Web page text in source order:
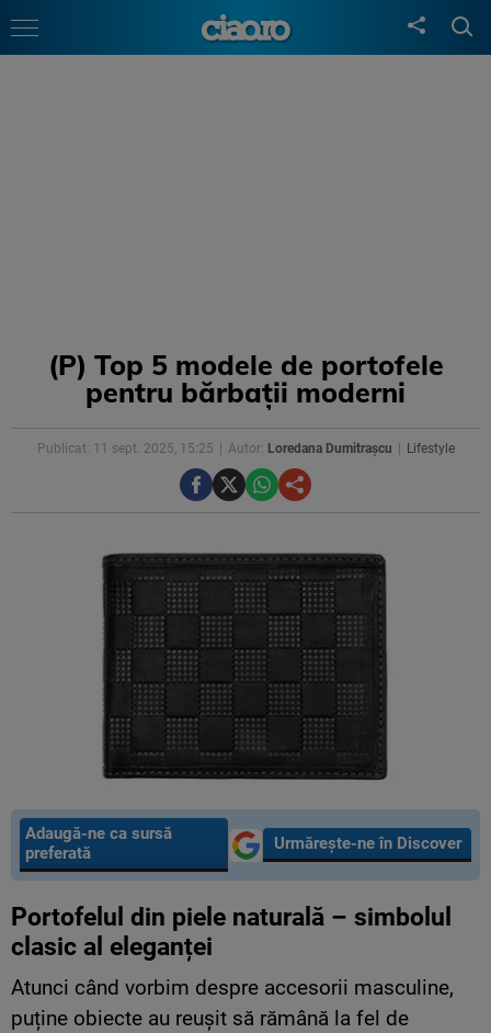
(P) Top 5 modele de portofele
pentru bărbații moderni
Publicat: 11 sept. 2025, 15:25 Autor: Loredana Dumitrașcu Lifestyle
Adaugă-ne ca sursă
preferată
Urmărește-ne în Discover
Portofelul din piele naturală – simbolul
clasic al eleganței
Atunci când vorbim despre accesorii masculine,
puține obiecte au reușit să rămână la fel de